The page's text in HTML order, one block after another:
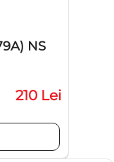
NS
210 Lei